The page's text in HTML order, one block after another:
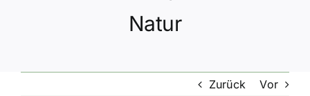
Natur
Zurück Vor